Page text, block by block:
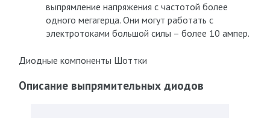
выпрямление напряжения с частотой более
одного мегагерца. Они могут работать с
электротоками большой силы – более 10 ампер.
Диодные компоненты Шоттки
Описание выпрямительных диодов